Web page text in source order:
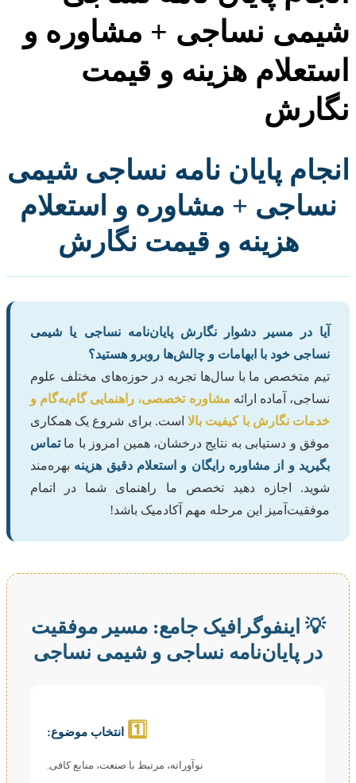
نساجی + مشاوره و
هزینه و قیمت
پایان نامه نساجی شیمی
+ مشاوره و استعلام
هزینه و قیمت نگارش
آیا در مسیر دشوار نگارش پایان‌نامه نساجی یا شیمی
نساجی خود با ابهامات و چالش‌ها روبرو هستید؟
تیم متخصص ما با سال‌ها تجربه در حوزه‌های مختلف علوم
نساجی، آماده ارائه مشاوره تخصصی، راهنمایی گام‌به‌گام و
خدمات نگارش با کیفیت بالااست. برای شروع یک همکاری
موفق و دستیابی به نتایج درخشان، همین امروز با ما تماس
بگیرید و از مشاوره رایگان و استعلام دقیق هزینهبهره‌مند
شوید. اجازه دهید تخصص ما راهنمای شما در اتمام
موفقیت‌آمیز این مرحله مهم آکادمیک باشد!
💡 اینفوگرافیک جامع: مسیر موفقیت
در پایان‌نامه نساجی و شیمی نساجی
انتخاب موضوع:
نوآورانه، مرتبط با صنعت، منابع کافی.